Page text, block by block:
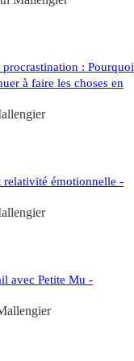
: Pourquoi
à faire les choses en
relativité émotionnelle -
avec Petite Mu -